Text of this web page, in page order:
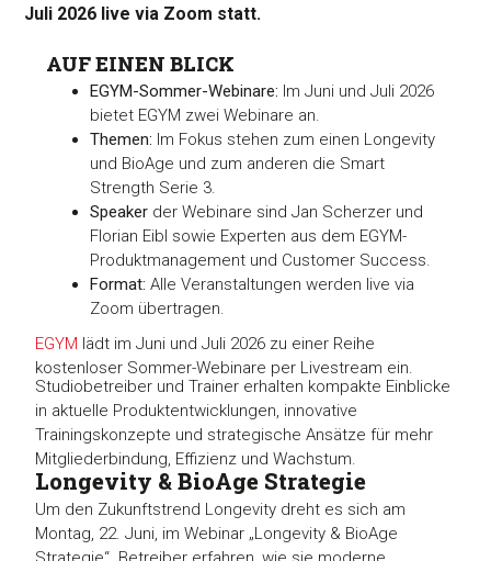
Juli 2026 live via Zoom statt.
AUF EINEN BLICK
EGYM-Sommer-Webinare: Im Juni und Juli 2026
bietet EGYM zwei Webinare an.
Themen: Im Fokus stehen zum einen Longevity
und BioAge und zum anderen die Smart
Strength Serie 3.
Speaker der Webinare sind Jan Scherzer und
Florian Eibl sowie Experten aus dem EGYM-
Produktmanagement und Customer Success.
Format: Alle Veranstaltungen werden live via
Zoom übertragen.
EGYM lädt im Juni und Juli 2026 zu einer Reihe
kostenloser Sommer-Webinare per Livestream ein.
Studiobetreiber und Trainer erhalten kompakte Einblicke
in aktuelle Produktentwicklungen, innovative
Trainingskonzepte und strategische Ansätze für mehr
Mitgliederbindung, Effizienz und Wachstum.
Longevity & BioAge Strategie
Um den Zukunftstrend Longevity dreht es sich am
Montag, 22. Juni, im Webinar „Longevity & BioAge